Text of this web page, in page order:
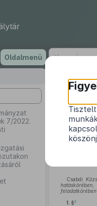
Oldalmenü
7/2022.
Csabdi
1. §2